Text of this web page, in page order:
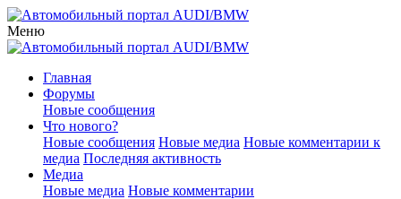
Меню
Главная
Форумы
Новые сообщения
Что нового?
Новые сообщения Новые медиа Новые комментарии к
медиа Последняя активность
Медиа
Новые медиа Новые комментарии